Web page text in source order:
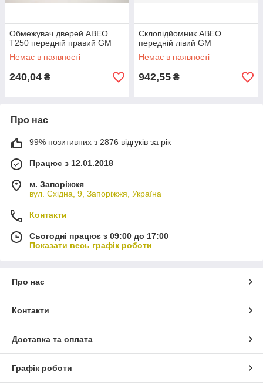
Обмежувач дверей АВЕО
T250 передній правий GM
Немає в наявності
240,04 ₴
Склопідйомник АВЕО
передній лівий GM
Немає в наявності
942,55 ₴
Про нас
99% позитивних з 2876 відгуків за рік
Працює з 12.01.2018
м. Запоріжжя
вул. Східна, 9, Запоріжжя, Україна
Контакти
Сьогодні працює з 09:00 до 17:00
Показати весь графік роботи
Про нас
Контакти
Доставка та оплата
Графік роботи